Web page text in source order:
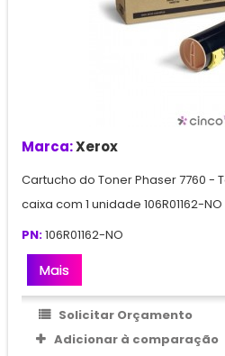
Marca:Xerox
Cartucho do Toner Phaser 7760 -
caixa com 1 unidade 106R01162-NO
PN:106R01162-NO
Mais
Solicitar Orçamento
Adicionar à comparação